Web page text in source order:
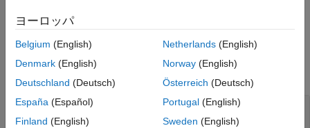
type acquires.
Input Arguments
entityType
Name of the entity
character vector
ヨーロッパ
Belgium (English)
Denmark (English)
Deutschland (Deutsch)
España (Español)
Finland (English)
Netherlands(English)
Norway(English)
Österreich (Deutsch)
Portugal(English)
Sweden (English)